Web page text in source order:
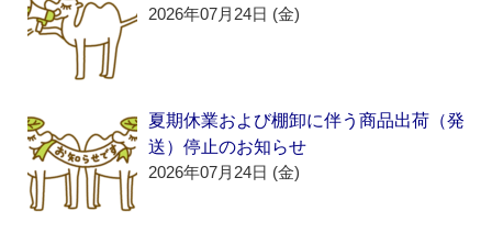
2026年07月24日 (金)
夏期休業および棚卸に伴う商品出荷（発
送）停止のお知らせ
2026年07月24日 (金)